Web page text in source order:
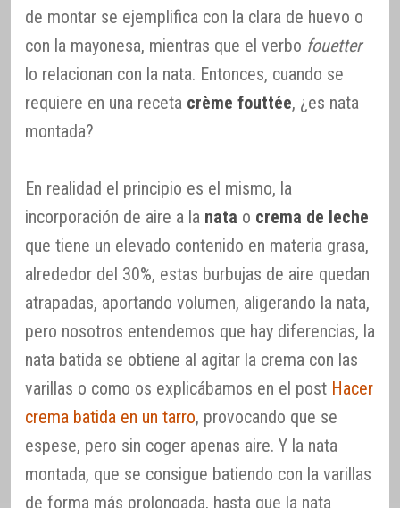
de montar se ejemplifica con la clara de huevo o
con la mayonesa, mientras que el verbo fouetter
lo relacionan con la nata. Entonces, cuando se
requiere en una receta crème fouttée, ¿es nata
montada?
En realidad el principio es el mismo, la
incorporación de aire a la nata o crema de leche
que tiene un elevado contenido en materia grasa,
alrededor del 30%, estas burbujas de aire quedan
atrapadas, aportando volumen, aligerando la nata,
pero nosotros entendemos que hay diferencias, la
nata batida se obtiene al agitar la crema con las
varillas o como os explicábamos en el post Hacer
crema batida en un tarro, provocando que se
espese, pero sin coger apenas aire. Y la nata
montada, que se consigue batiendo con la varillas
de forma más prolongada, hasta que la nata